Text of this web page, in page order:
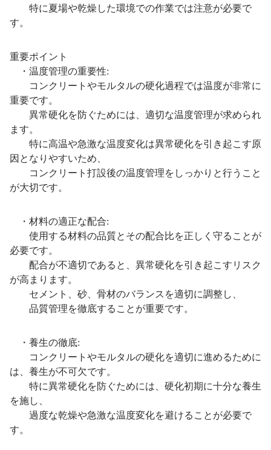
特に夏場や乾燥した環境での作業では注意が必要で
す。
重要ポイント
・温度管理の重要性:
コンクリートやモルタルの硬化過程では温度が非常に
重要です。
異常硬化を防ぐためには、適切な温度管理が求められ
ます。
特に高温や急激な温度変化は異常硬化を引き起こす原
因となりやすいため、
コンクリート打設後の温度管理をしっかりと行うこと
が大切です。
・材料の適正な配合:
使用する材料の品質とその配合比を正しく守ることが
必要です。
配合が不適切であると、異常硬化を引き起こすリスク
が高まります。
セメント、砂、骨材のバランスを適切に調整し、
品質管理を徹底することが重要です。
・養生の徹底:
コンクリートやモルタルの硬化を適切に進めるために
は、養生が不可欠です。
特に異常硬化を防ぐためには、硬化初期に十分な養生
を施し、
過度な乾燥や急激な温度変化を避けることが必要で
す。